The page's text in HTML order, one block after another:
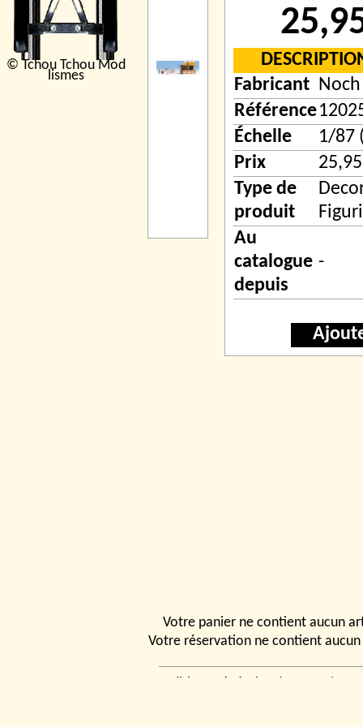
© Tchou Tchou Mod
lismes
Fabricant Noch
Référence
Échelle
1/87
Prix
Type de
produit
Au
catalogue
depuis
-
Votre panier ne contient aucun
Votre réservation ne contient